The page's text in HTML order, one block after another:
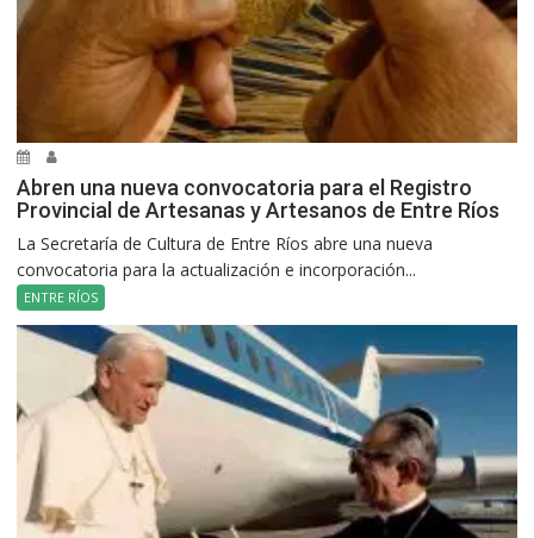
Abren una nueva convocatoria para el Registro
Provincial de Artesanas y Artesanos de Entre Ríos
La Secretaría de Cultura de Entre Ríos abre una nueva
convocatoria para la actualización e incorporación...
ENTRE RÍOS